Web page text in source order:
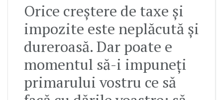
Orice creștere de taxe și
impozite este neplăcută și
dureroasă. Dar poate e
momentul să-i impuneți
primarului vostru ce să